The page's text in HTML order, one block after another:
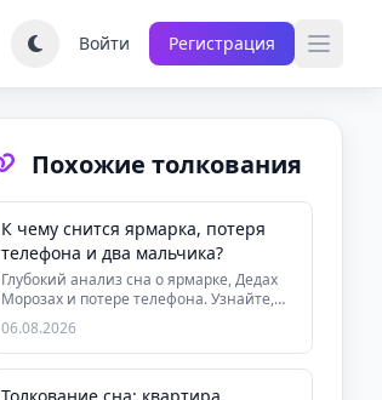
Войти Регистрация
Похожие толкования
К чему снится ярмарка, потеря
телефона и два мальчика?
Глубокий анализ сна о ярмарке, Дедах
Морозах и потере телефона. Узнайте,
как сон связан с потребност...
06.08.2026